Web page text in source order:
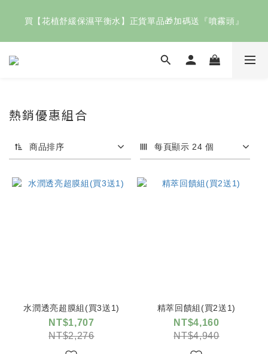
「花植清新潔膚凝膠」
買【花植舒緩保濕平衡水】正貨單品🎁加碼送『噴霧頭』
指定正貨商品任選二件✨享9折！
熱銷優惠組合
商品排序 每頁顯示 24 個
水潤透亮超膜組(買3送1)
NT$1,707
NT$2,276
精萃回饋組(買2送1)
NT$4,160
NT$4,940